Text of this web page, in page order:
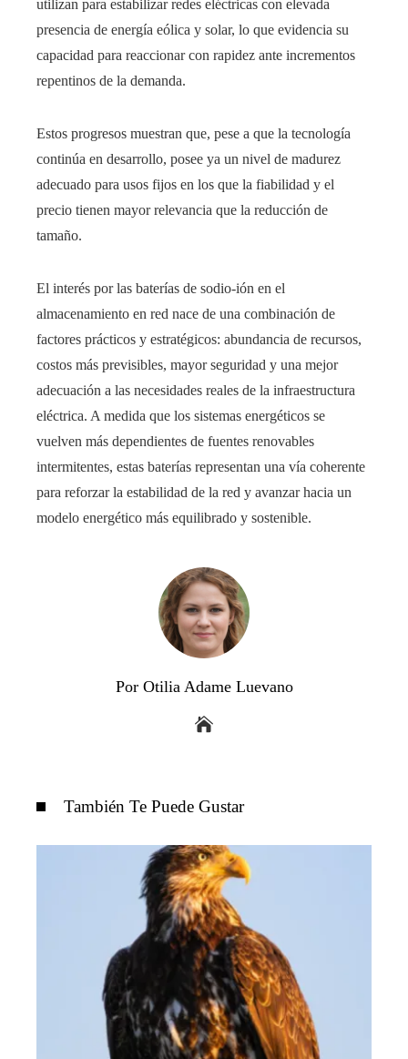
utilizan para estabilizar redes eléctricas con elevada
presencia de energía eólica y solar, lo que evidencia su
capacidad para reaccionar con rapidez ante incrementos
repentinos de la demanda.
Estos progresos muestran que, pese a que la tecnología
continúa en desarrollo, posee ya un nivel de madurez
adecuado para usos fijos en los que la fiabilidad y el
precio tienen mayor relevancia que la reducción de
tamaño.
El interés por las baterías de sodio-ión en el
almacenamiento en red nace de una combinación de
factores prácticos y estratégicos: abundancia de recursos,
costos más previsibles, mayor seguridad y una mejor
adecuación a las necesidades reales de la infraestructura
eléctrica. A medida que los sistemas energéticos se
vuelven más dependientes de fuentes renovables
intermitentes, estas baterías representan una vía coherente
para reforzar la estabilidad de la red y avanzar hacia un
modelo energético más equilibrado y sostenible.
Por Otilia Adame Luevano
También Te Puede Gustar